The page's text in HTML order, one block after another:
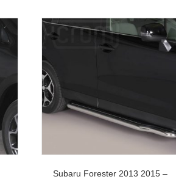
Subaru Forester 2013 2015 –